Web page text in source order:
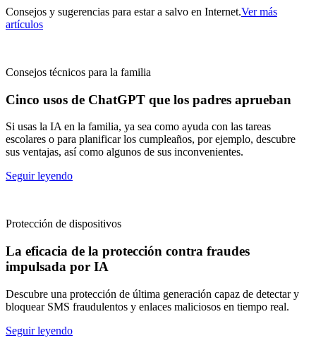
Consejos y sugerencias para estar a salvo en Internet.Ver más
artículos
Consejos técnicos para la familia
Cinco usos de ChatGPT que los padres aprueban
Si usas la IA en la familia, ya sea como ayuda con las tareas
escolares o para planificar los cumpleaños, por ejemplo, descubre
sus ventajas, así como algunos de sus inconvenientes.
Seguir leyendo
Protección de dispositivos
La eficacia de la protección contra fraudes
impulsada por IA
Descubre una protección de última generación capaz de detectar y
bloquear SMS fraudulentos y enlaces maliciosos en tiempo real.
Seguir leyendo